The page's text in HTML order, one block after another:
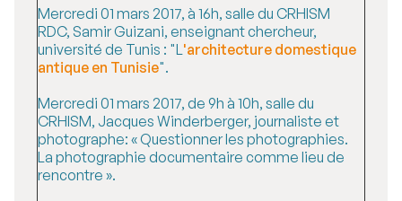
Mercredi 01 mars 2017, à 16h, salle du CRHISM
RDC, Samir Guizani, enseignant chercheur,
université de Tunis : "L'architecture domestique
antique en Tunisie".
Mercredi 01 mars 2017, de 9h à 10h, salle du
CRHISM, Jacques Winderberger, journaliste et
photographe: « Questionner les photographies.
La photographie documentaire comme lieu de
rencontre ».